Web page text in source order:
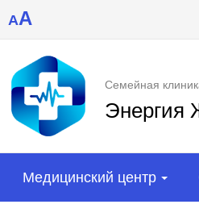
AA
Семейная
Энергия
Медицинский центр